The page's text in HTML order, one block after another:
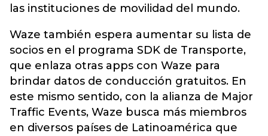
las instituciones de movilidad del mundo.
Waze también espera aumentar su lista de
socios en el programa SDK de Transporte,
que enlaza otras apps con Waze para
brindar datos de conducción gratuitos. En
este mismo sentido, con la alianza de Major
Traffic Events, Waze busca más miembros
en diversos países de Latinoamérica que